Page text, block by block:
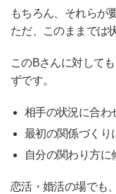
もちろん、それらが
ただ、このままでは
このBさんに対して
ずです。
相手の状況に合わ
最初の関係づくり
自分の関わり方に
恋活・婚活の場でも